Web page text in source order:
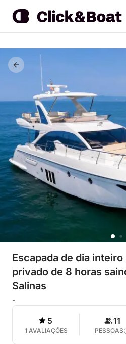
Escapada de dia
privado de 8 horas
Salinas
-
5
1 AVALIAÇÕES
11
PESSOAS